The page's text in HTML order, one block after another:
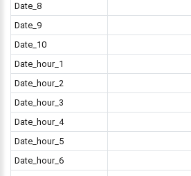
Date_8
Date_9
Date_10
Date_hour_1
Date_hour_2
Date_hour_3
Date_hour_4
Date_hour_5
Date_hour_6